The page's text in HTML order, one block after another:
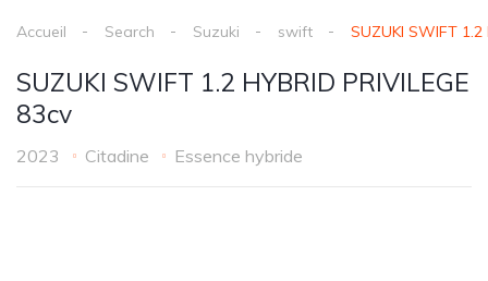
Accueil Search Suzuki swift SUZUKI SWIFT 1.2
SUZUKI SWIFT 1.2 HYBRID PRIVILEGE
83cv
2023 Citadine Essence hybride